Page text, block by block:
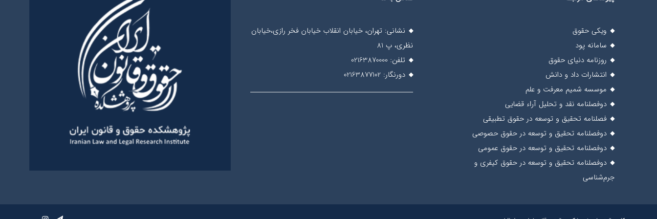
ویکی حقوق
سامانه پود
روزنامه دنیای حقوق
انتشارات داد و دانش
موسسه شمیم معرفت و علم
دوفصلنامه نقد و تحلیل آراء قضایی
فصلنامه تحقیق و توسعه در حقوق تطبیقی
دوفصلنامه تحقیق و توسعه در حقوق حصوصی
دوفصلنامه تحقیق و توسعه در حقوق عمومی
دوفصلنامه تحقیق و توسعه در حقوق کیفری و
جرم‌شناسی
نشانی: تهران، خیابان انقلاب خیابان فخر رازی،خیابان
نظری، پ 81
تلفن: 02163870000
دورنگار: 02163877102